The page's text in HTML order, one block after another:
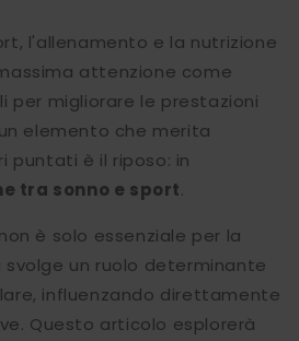
l'allenamento e la nutrizione
attenzione come
per migliorare le prestazioni
elemento che merita
puntati è il riposo: in
tra sonno e sport.
è solo essenziale per la
un ruolo determinante
influenzando direttamente
Questo articolo esplorerà